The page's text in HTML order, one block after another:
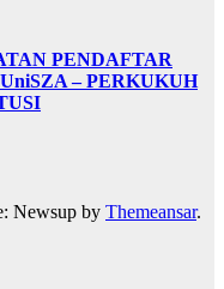
PENDAFTAR
– PERKUKUH
Newsup by Themeansar.